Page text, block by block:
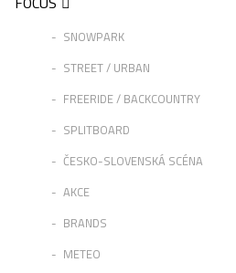
SNOWPARK
STREET / URBAN
FREERIDE / BACKCOUNTRY
SPLITBOARD
ČESKO-SLOVENSKÁ SCÉNA
AKCE
BRANDS
METEO